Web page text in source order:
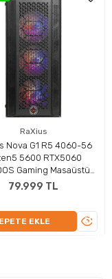
Watt gücündeki
gelmenizi
karşı
RaXius
Nova G1 R5 4060-56
5600 RTX5060
Gaming Masaüstü
(Ram ve Disk Yok)
79.999 TL
EKLE